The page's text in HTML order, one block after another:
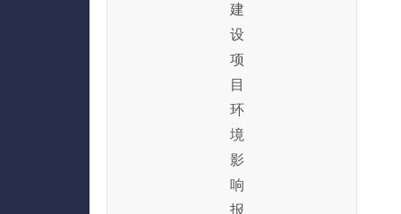
建
设
项
目
环
境
影
响
报